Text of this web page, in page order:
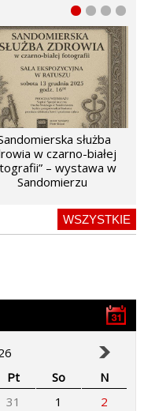
służba
w czarno-białej
– wystawa w
Sandomierzu
WSZYSTKIE
Pt So
N
31 1
2